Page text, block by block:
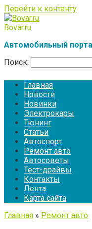
Перейти к контенту
Bovar.ru
Автомобильный
Поиск:
Главная
Новости
Новинки
Электрокары
Тюнинг
Статьи
Автоспорт
Ремонт авто
Автосоветы
Тест-драйвы
Контакты
Лента
Карта сайта
Главная » Ремонт авто